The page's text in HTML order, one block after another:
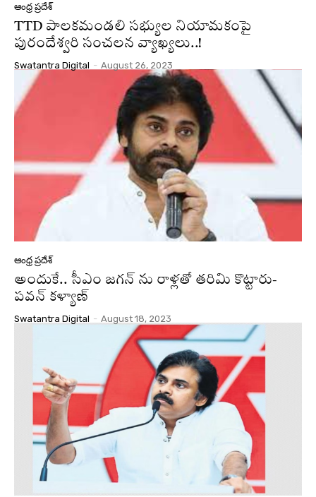
ఆంధ్ర ప్రదేశ్
TTD పాలకమండలి సభ్యుల నియామకంపై
పురందేశ్వరి సంచలన వ్యాఖ్యలు..!
Swatantra Digital - August 26, 2023
ఆంధ్ర ప్రదేశ్
అందుకే.. సీఎం జగన్ ను రాళ్లతో తరిమి కొట్టారు-
పవన్ కళ్యాణ్
Swatantra Digital - August 18, 2023